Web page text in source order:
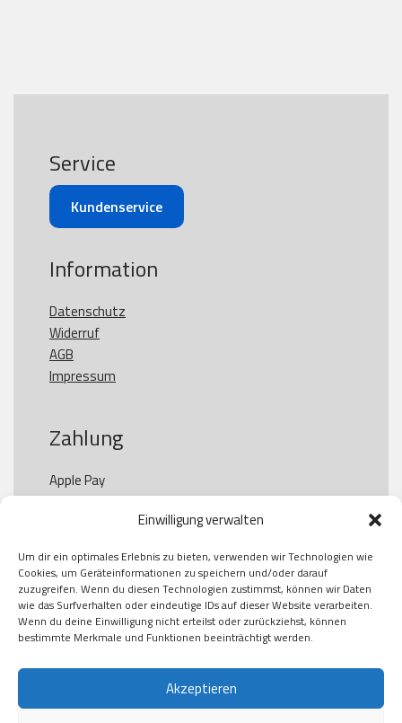
Einwilligung verwalten
Um dir ein optimales Erlebnis zu bieten, verwenden wir Technologien wie
Cookies, um Geräteinformationen zu speichern und/oder darauf
zuzugreifen. Wenn du diesen Technologien zustimmst, können wir Daten
wie das Surfverhalten oder eindeutige IDs auf dieser Website verarbeiten.
Wenn du deine Einwilligung nicht erteilst oder zurückziehst, können
bestimmte Merkmale und Funktionen beeinträchtigt werden.
Akzeptieren
Service
Kundenservice
Information
Datenschutz
Widerruf
AGB
Impressum
Zahlung
Apple Pay
Paypal
Kauf auf Rechung
Klarna
American Express